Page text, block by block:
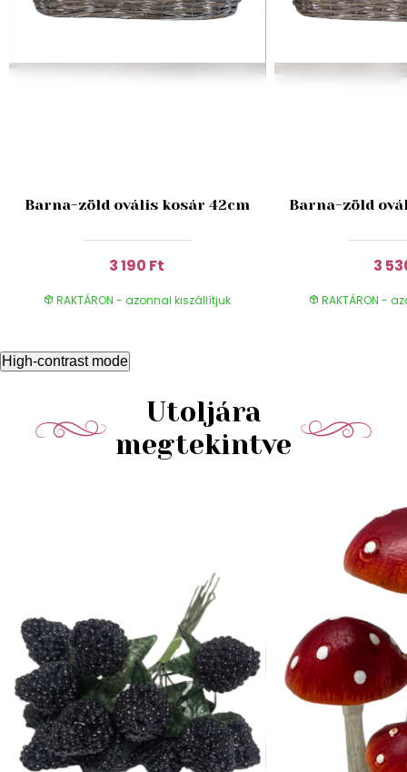
Barna-zöld ovális kosár 42cm
3 190 Ft
RAKTÁRON - azonnal kiszállítjuk
Barna-zöld
3
RAKTÁRON -
High-contrast mode
Utoljára
megtekintve